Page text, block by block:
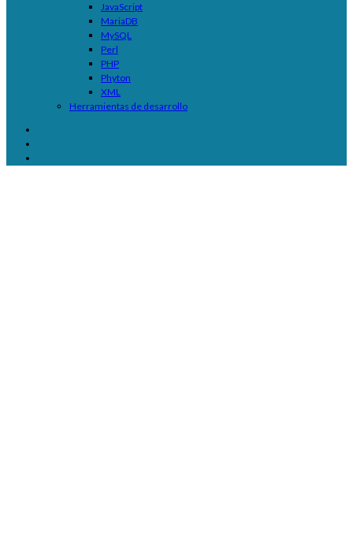
JavaScript
MariaDB
MySQL
Perl
PHP
Phyton
XML
Herramientas de desarrollo